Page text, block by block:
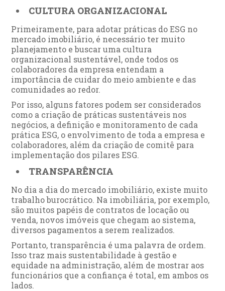
CULTURA ORGANIZACIONAL
Primeiramente, para adotar práticas do ESG no
mercado imobiliário, é necessário ter muito
planejamento e buscar uma cultura
organizacional sustentável, onde todos os
colaboradores da empresa entendam a
importância de cuidar do meio ambiente e das
comunidades ao redor.
Por isso, alguns fatores podem ser considerados
como a criação de práticas sustentáveis nos
negócios, a definição e monitoramento de cada
prática ESG, o envolvimento de toda a empresa e
colaboradores, além da criação de comitê para
implementação dos pilares ESG.
TRANSPARÊNCIA
No dia a dia do mercado imobiliário, existe muito
trabalho burocrático. Na imobiliária, por exemplo,
são muitos papéis de contratos de locação ou
venda, novos imóveis que chegam ao sistema,
diversos pagamentos a serem realizados.
Portanto, transparência é uma palavra de ordem.
Isso traz mais sustentabilidade à gestão e
equidade na administração, além de mostrar aos
funcionários que a confiança é total, em ambos os
lados.